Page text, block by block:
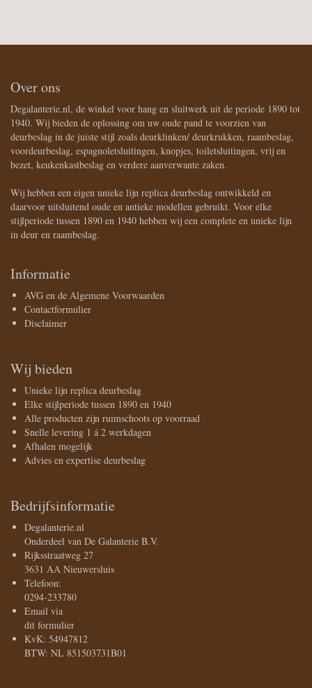
Over ons
Degalanterie.nl, de winkel voor hang en sluitwerk uit de periode 1890 tot
1940. Wij bieden de oplossing om uw oude pand te voorzien van
deurbeslag in de juiste stijl zoals deurklinken/ deurkrukken, raambeslag,
voordeurbeslag, espagnoletsluitingen, knopjes, toiletsluitingen, vrij en
bezet, keukenkastbeslag en verdere aanverwante zaken.
Wij hebben een eigen unieke lijn replica deurbeslag ontwikkeld en
daarvoor uitsluitend oude en antieke modellen gebruikt. Voor elke
stijlperiode tussen 1890 en 1940 hebben wij een complete en unieke lijn
in deur en raambeslag.
Informatie
AVG en de Algemene Voorwaarden
Contactformulier
Disclaimer
Wij bieden
Unieke lijn replica deurbeslag
Elke stijlperiode tussen 1890 en 1940
Alle producten zijn ruimschoots op voorraad
Snelle levering 1 á 2 werkdagen
Afhalen mogelijk
Advies en expertise deurbeslag
Bedrijfsinformatie
Degalanterie.nl
Onderdeel van De Galanterie B.V.
Rijksstraatweg 27
3631 AA Nieuwersluis
Telefoon:
0294-233780
Email via
dit formulier
KvK: 54947812
BTW: NL 851503731B01